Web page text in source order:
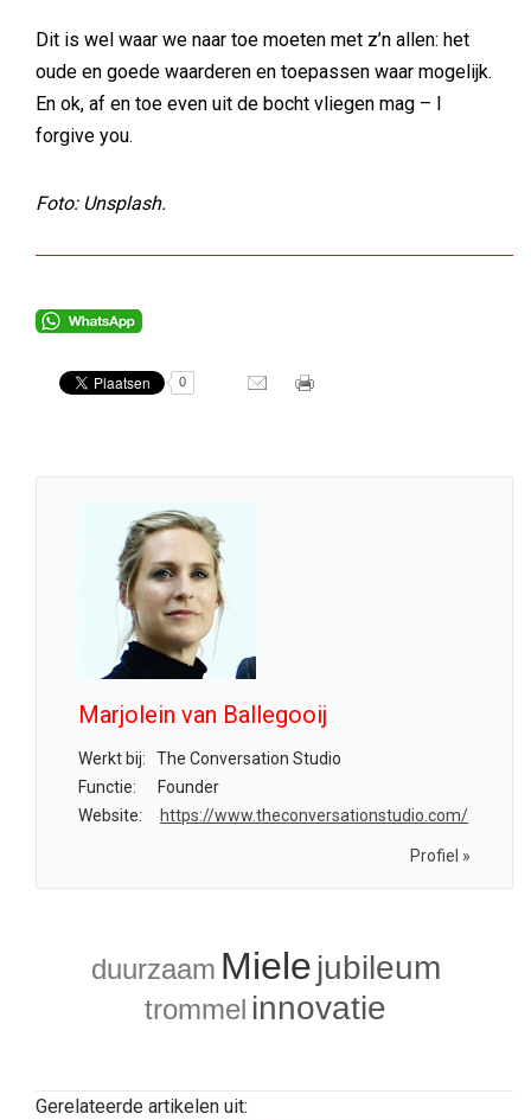
Dit is wel waar we naar toe moeten met z’n allen: het
oude en goede waarderen en toepassen waar mogelijk.
En ok, af en toe even uit de bocht vliegen mag – I
forgive you.
Foto: Unsplash.
0
Marjolein van Ballegooij
Werkt bij:
The Conversation Studio
Functie:
Founder
Website:
https://www.theconversationstudio.com/
Profiel »
duurzaam Miele jubileum
trommel innovatie
Gerelateerde artikelen uit: